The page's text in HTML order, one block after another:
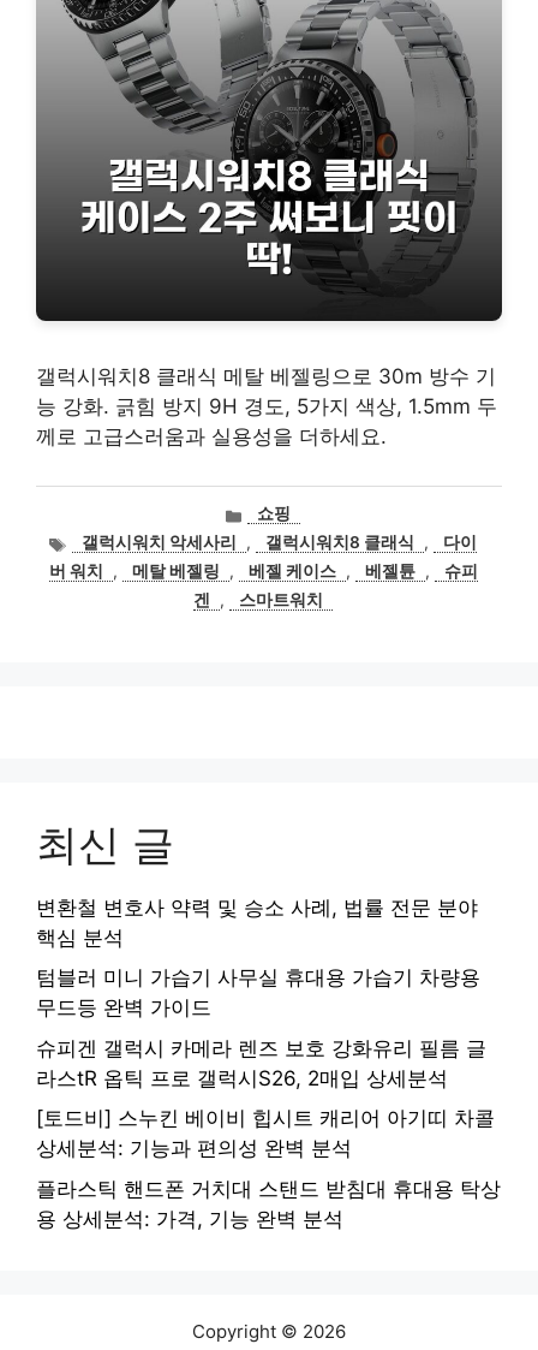
갤럭시워치8 클래식 메탈 베젤링으로 30m 방수 기
능 강화. 긁힘 방지 9H 경도, 5가지 색상, 1.5mm 두
께로 고급스러움과 실용성을 더하세요.
카
고
리
쇼핑
태
그
갤럭시워치 악세사리 , 갤럭시워치8 클래식 ,
다이
버 워치
, 메탈 베젤링 , 베젤 케이스 , 베젤튠 ,
슈피
겐
, 스마트워치
최신 글
변환철 변호사 약력 및 승소 사례, 법률 전문 분야
핵심 분석
텀블러 미니 가습기 사무실 휴대용 가습기 차량용
무드등 완벽 가이드
슈피겐 갤럭시 카메라 렌즈 보호 강화유리 필름 글
라스tR 옵틱 프로 갤럭시S26, 2매입 상세분석
[토드비] 스누킨 베이비 힙시트 캐리어 아기띠 차콜
상세분석: 기능과 편의성 완벽 분석
플라스틱 핸드폰 거치대 스탠드 받침대 휴대용 탁상
용 상세분석: 가격, 기능 완벽 분석
Copyright © 2026